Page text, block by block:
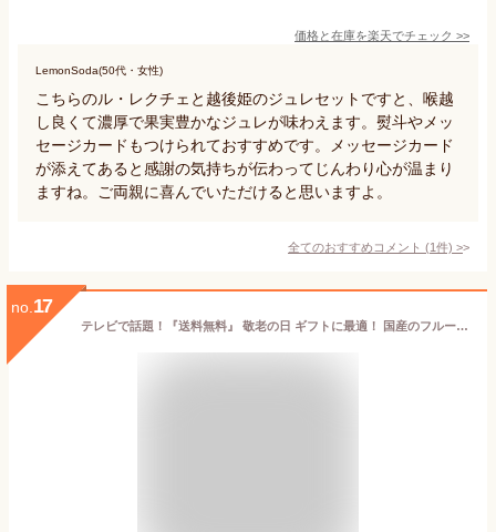
価格と在庫を楽天でチェック >>
LemonSoda(50代・女性)
こちらのル・レクチェと越後姫のジュレセットですと、喉越
し良くて濃厚で果実豊かなジュレが味わえます。熨斗やメッ
セージカードもつけられておすすめです。メッセージカード
が添えてあると感謝の気持ちが伝わってじんわり心が温まり
ますね。ご両親に喜んでいただけると思いますよ。
全てのおすすめコメント (1件) >
no. 17
テレビで話題！『送料無料』 敬老の日 ギフトに最適！ 国産のフルーツを使用したぷるんとはじける果汁ジュレと瑞々しいフルーツが入った口どけの柔らかいジュレの食べ比べセット 北新地・天王寺のお店でお土産に使われています【ギフトセット（B-1）】